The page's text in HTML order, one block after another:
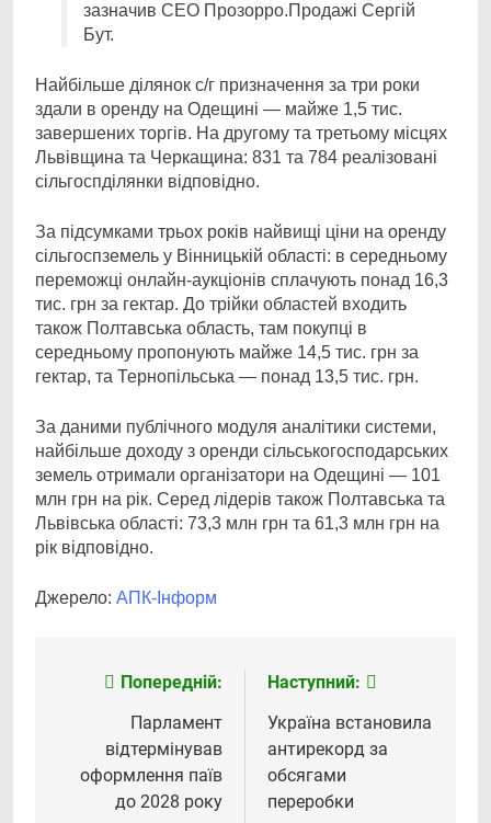
зазначив СЕО Прозорро.Продажі Сергій
Бут.
Найбільше ділянок с/г призначення за три роки
здали в оренду на Одещині — майже 1,5 тис.
завершених торгів. На другому та третьому місцях
Львівщина та Черкащина: 831 та 784 реалізовані
сільгоспділянки відповідно.
За підсумками трьох років найвищі ціни на оренду
сільгоспземель у Вінницькій області: в середньому
переможці онлайн-аукціонів сплачують понад 16,3
тис. грн за гектар. До трійки областей входить
також Полтавська область, там покупці в
середньому пропонують майже 14,5 тис. грн за
гектар, та Тернопільська — понад 13,5 тис. грн.
За даними публічного модуля аналітики системи,
найбільше доходу з оренди сільськогосподарських
земель отримали організатори на Одещині — 101
млн грн на рік. Серед лідерів також Полтавська та
Львівська області: 73,3 млн грн та 61,3 млн грн на
рік відповідно.
Джерело: АПК-Інформ
Навігація
записів
Попередній:
Парламент
відтермінував
оформлення паїв
до 2028 року
Наступний:
Україна встановила
антирекорд за
обсягами
переробки